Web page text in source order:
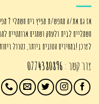
אז גם את/ה מחפש/ת מפיץ ריח חשמלי ?
חשמליים לבית ולעסק ושמנים ארומטיים
לצרכן !במחירים הטובים ביותר, נטרול
צור קשר : 0774380896